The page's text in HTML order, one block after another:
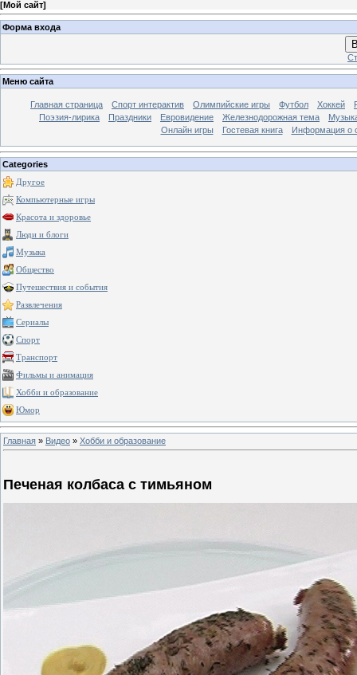
[Мой сайт]
Форма входа
Меню сайта
Главная страница Спорт интерактив Олимпийские игры Футбол Хоккей
Поэзия-лирика
Праздники Евровидение Железнодорожная тема
Онлайн игры
Гостевая книга Информация о
Categories
Другое
Компьютерные игры
Красота и здоровье
Люди и блоги
Музыка
Общество
Путешествия и события
Развлечения
Сериалы
Спорт
Транспорт
Фильмы и анимация
Хобби и образование
Юмор
Главная » Видео » Хобби и образование
Печеная колбаса с тимьяном